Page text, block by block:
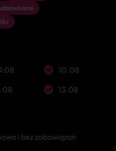
10.08
13.08
i bez zobowiązań